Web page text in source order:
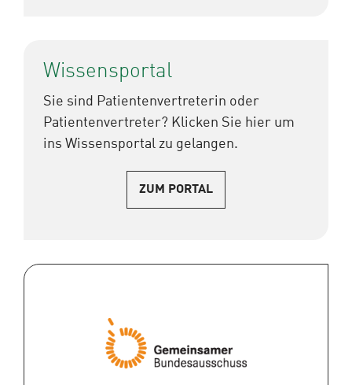
Wissensportal
Sie sind Patientenvertreterin oder
Patientenvertreter? Klicken Sie hier um
ins Wissensportal zu gelangen.
ZUM PORTAL